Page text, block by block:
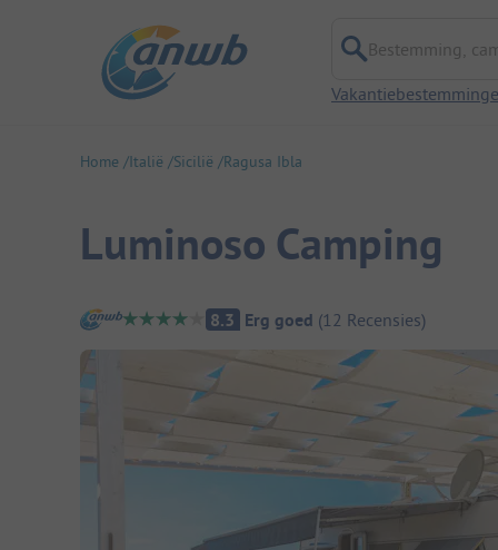
Bestemming,
Home Italië Sicilië Ragusa Ibla
Luminoso Camping
Camping overzicht
8.3 Erg goed (12 Recensies)